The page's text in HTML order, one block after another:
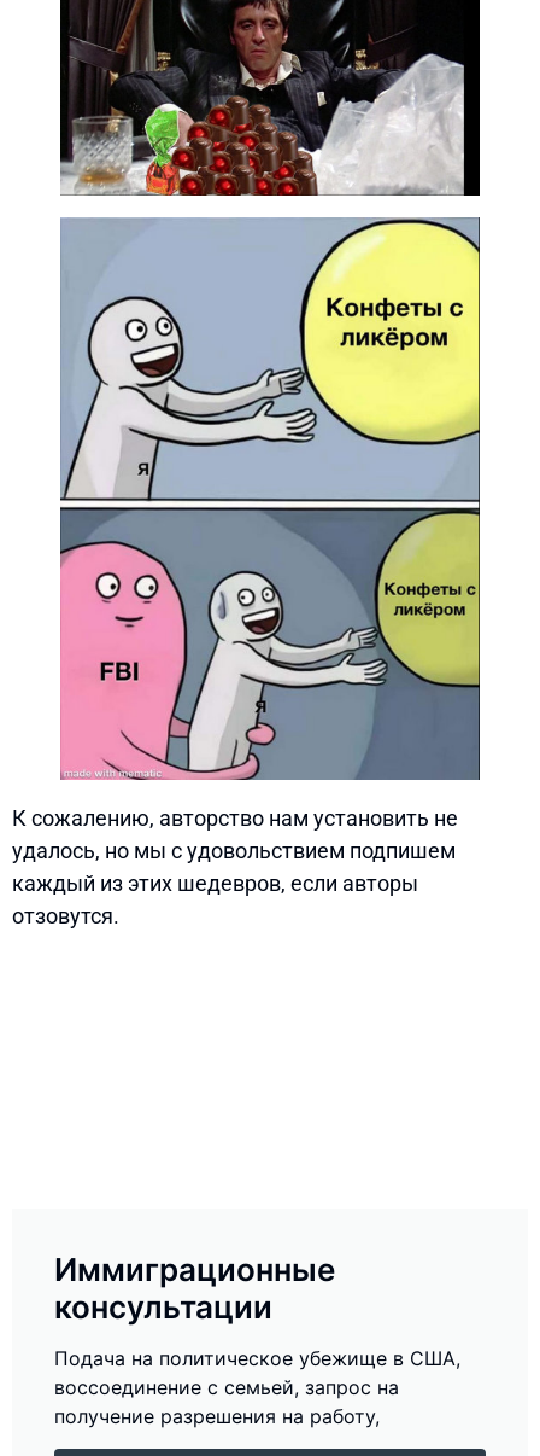
К сожалению, авторство нам установить не
удалось, но мы с удовольствием подпишем
каждый из этих шедевров, если авторы
отзовутся.
Иммиграционные
консультации
Подача на политическое убежище в США,
воссоединение с семьей, запрос на
получение разрешения на работу,